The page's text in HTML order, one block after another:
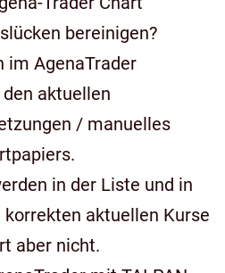
bereinigen?
im AgenaTrader
aktuellen
/ manuelles
in der Liste und in
aktuellen Kurse
aber nicht.